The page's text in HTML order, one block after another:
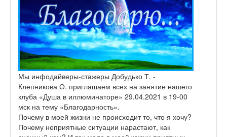
Мы инфодайверы-стажеры Добудько Т. -
Клепникова О. приглашаем всех на занятие нашего
клуба «Душа в иллюминаторе» 29.04.2021 в 19-00
мск на тему «Благодарность».
Почему в моей жизни не происходит то, что я хочу?
Почему неприятные ситуации нарастают, как